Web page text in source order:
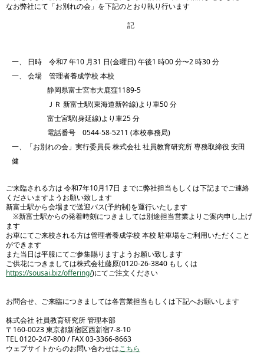
なお弊社にて「お別れの会」を下記のとおり執り行います
記
一、 日時 令和7 年10 月31 日(金曜日) 午後1 時00 分〜2 時30 分
一、 会場 管理者養成学校 本校
静岡県富士宮市大鹿窪1189-5
ＪＲ 新富士駅(東海道新幹線)より車50 分
富士宮駅(身延線)より車25 分
電話番号 0544-58-5211 (本校事務局)
一、「お別れの会」実行委員長 株式会社 社員教育研究所 専務取締役 安田
健
ご来臨される方は 令和7年10月17日 までに弊社担当もしくは下記までご連絡
くださいますようお願い致します
新富士駅から会場まで送迎バス(予約制)を運行いたします
※新富士駅からの発着時刻につきましては別途担当営業よりご案内申し上げ
ます
お車にてご来校される方は管理者養成学校 本校 駐車場をご利用いただくこと
ができます
また当日は平服にてご参集賜りますようお願い致します
ご供花につきましては株式会社藤原(0120-26-3840 もしくは
https://sousai.biz/offering/)にてご注文ください
お問合せ、ご来臨につきましては各営業担当もしくは下記へお願いします
株式会社 社員教育研究所 管理本部
〒160-0023 東京都新宿区西新宿7-8-10
TEL 0120-247-800 / FAX 03-3366-8663
ウェブサイトからのお問い合わせはこちら